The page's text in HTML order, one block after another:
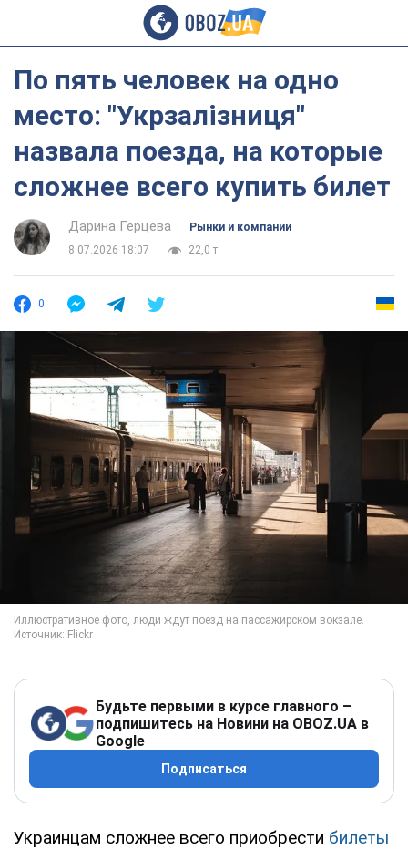
По пять человек на одно
место: "Укрзалізниця"
назвала поезда, на которые
сложнее всего купить билет
Дарина Герцева
Рынки и компании
8.07.2026 18:07
22,0 т.
0
Будьте первыми в курсе главного –
подпишитесь на Новини на OBOZ.UA в
Google
Подписаться
Украинцам сложнее всего приобрести билеты